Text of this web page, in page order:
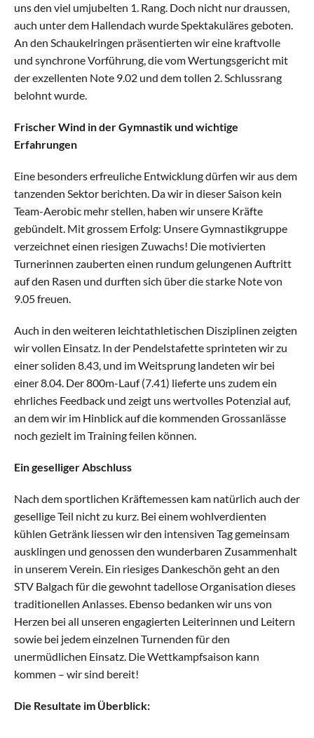
Jugi Mixed Klein
Jugi Mixed Gross
Dance Mix Klein
Leichtathletik Klein
Leichtathletik Gross
uns den viel umjubelten 1. Rang. Doch nicht nur draussen,
auch unter dem Hallendach wurde Spektakuläres geboten.
An den Schaukelringen präsentierten wir eine kraftvolle
und synchrone Vorführung, die vom Wertungsgericht mit
der exzellenten Note 9.02 und dem tollen 2. Schlussrang
belohnt wurde.
Frischer Wind in der Gymnastik und wichtige
Erfahrungen
Eine besonders erfreuliche Entwicklung dürfen wir aus dem
tanzenden Sektor berichten. Da wir in dieser Saison kein
Team-Aerobic mehr stellen, haben wir unsere Kräfte
gebündelt. Mit grossem Erfolg: Unsere Gymnastikgruppe
verzeichnet einen riesigen Zuwachs! Die motivierten
Turnerinnen zauberten einen rundum gelungenen Auftritt
auf den Rasen und durften sich über die starke Note von
9.05 freuen.
Auch in den weiteren leichtathletischen Disziplinen zeigten
wir vollen Einsatz. In der Pendelstafette sprinteten wir zu
einer soliden 8.43, und im Weitsprung landeten wir bei
einer 8.04. Der 800m-Lauf (7.41) lieferte uns zudem ein
ehrliches Feedback und zeigt uns wertvolles Potenzial auf,
an dem wir im Hinblick auf die kommenden Grossanlässe
noch gezielt im Training feilen können.
Ein geselliger Abschluss
Nach dem sportlichen Kräftemessen kam natürlich auch der
gesellige Teil nicht zu kurz. Bei einem wohlverdienten
kühlen Getränk liessen wir den intensiven Tag gemeinsam
ausklingen und genossen den wunderbaren Zusammenhalt
in unserem Verein. Ein riesiges Dankeschön geht an den
STV Balgach für die gewohnt tadellose Organisation dieses
traditionellen Anlasses. Ebenso bedanken wir uns von
Herzen bei all unseren engagierten Leiterinnen und Leitern
sowie bei jedem einzelnen Turnenden für den
unermüdlichen Einsatz. Die Wettkampfsaison kann
kommen – wir sind bereit!
Die Resultate im Überblick: